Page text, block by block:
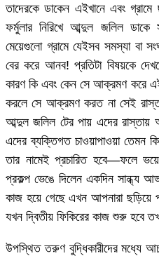
তাদেরকে ডাকেন এইখানে এবং গ্রামে
ফর্মুলার নিরিখে আব্দুল জলিল
মেয়েগুলো গ্রামে যেইসব সমস্যা বা
বের করে আনব! প্রতিটা বিষয়কে
কারণ কি এবং কেন সে আক্রমণ করে এই
করলে সে আক্রমণ করত না সেই
আব্দুল জলিল টের পায় এদের রাস্তায়
এদের ব্যক্তিগত চাওয়াপাওয়া
তার নামেই প্রচারিত হবে—ফলে
প্রকল্প ভেঙে দিলেন একদিন সান্ধ্য
কাজ হয়ে গেছে এখন আপনারা ছড়িয়ে
যখন দ্বিতীয় ফিকিরের কাজ শুরু হবে
উপস্থিত তরুণ বুদ্ধিকারীদের মধ্যে